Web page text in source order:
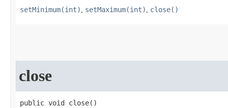
setMinimum(int) , setMaximum(int) , close()
close
public void close​()